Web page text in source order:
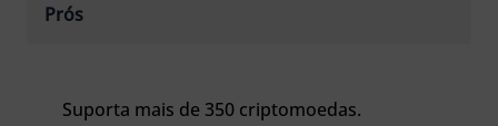
Prós
Suporta mais de 350 criptomoedas.